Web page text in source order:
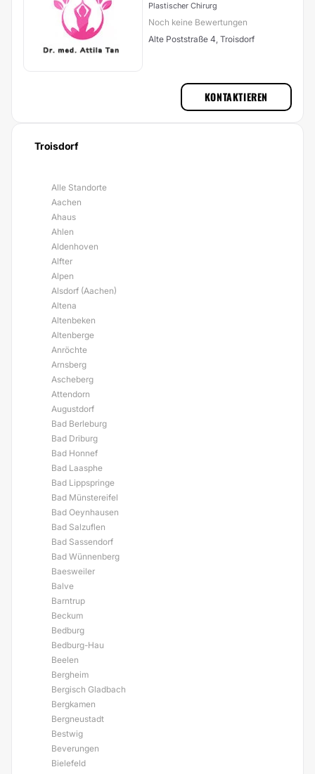
Plastischer Chirurg
Noch keine Bewertungen
Alte Poststraße 4, Troisdorf
KONTAKTIEREN
Troisdorf
Alle Standorte
Aachen
Ahaus
Ahlen
Aldenhoven
Alfter
Alpen
Alsdorf (Aachen)
Altena
Altenbeken
Altenberge
Anröchte
Arnsberg
Ascheberg
Attendorn
Augustdorf
Bad Berleburg
Bad Driburg
Bad Honnef
Bad Laasphe
Bad Lippspringe
Bad Münstereifel
Bad Oeynhausen
Bad Salzuflen
Bad Sassendorf
Bad Wünnenberg
Baesweiler
Balve
Barntrup
Beckum
Bedburg
Bedburg-Hau
Beelen
Bergheim
Bergisch Gladbach
Bergkamen
Bergneustadt
Bestwig
Beverungen
Bielefeld